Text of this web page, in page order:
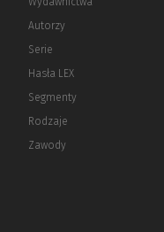
Autorzy
Serie
Hasła LEX
Segmenty
Rodzaje
Zawody